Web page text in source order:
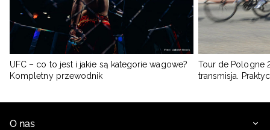
UFC – co to jest i jakie są kategorie wagowe?
Kompletny przewodnik
Tour de Pologne
transmisja.
O nas